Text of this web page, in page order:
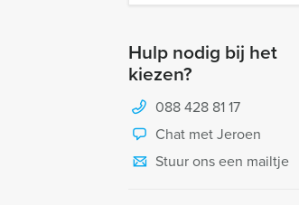
Hulp nodig bij het
kiezen?
088 428 81 17
Chat met Jeroen
Stuur ons een mailtje